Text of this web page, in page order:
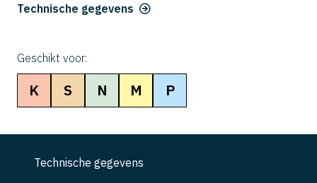
Technische gegevens
Geschikt voor:
K S N M P
Technische gegevens